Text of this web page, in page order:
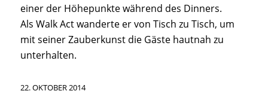
einer der Höhepunkte während des Dinners.
Als Walk Act wanderte er von Tisch zu Tisch, um
mit seiner Zauberkunst die Gäste hautnah zu
unterhalten.
22. OKTOBER 2014